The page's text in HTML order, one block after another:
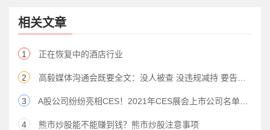
相关文章
1 正在恢复中的酒店行业
2 高毅媒体沟通会既要全文：没人被查 没违规减持 要告造谣大V
3 A股公司纷纷亮相CES！2021年CES展会上市公司名单曝光
4 熊市炒股能不能赚到钱？熊市炒股注意事项